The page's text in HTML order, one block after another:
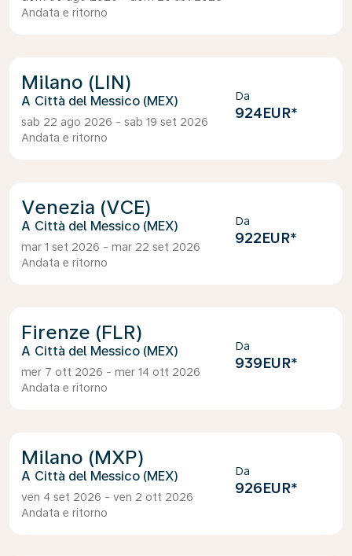
Andata e ritorno
Milano (LIN)
Città del Messico (MEX)
sab 22 ago 2026 - sab 19 set 2026
Andata e ritorno
Da
924EUR*
Venezia (VCE)
Città del Messico (MEX)
mar 1 set 2026 - mar 22 set 2026
Andata e ritorno
Da
922EUR*
Firenze (FLR)
Città del Messico (MEX)
mer 7 ott 2026 - mer 14 ott 2026
Andata e ritorno
Da
939EUR*
Milano (MXP)
Città del Messico (MEX)
ven 4 set 2026 - ven 2 ott 2026
Andata e ritorno
Da
926EUR*